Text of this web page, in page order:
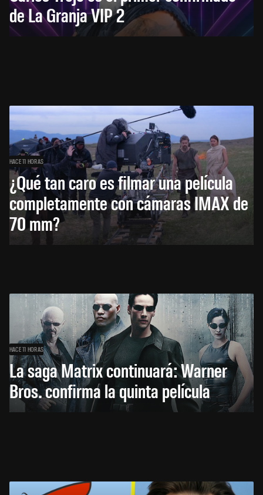
de La Granja VIP 2
HACE 11 HORAS
¿Qué tan caro es filmar una película
completamente con cámaras IMAX de
70 mm?
HACE 11 HORAS
La saga Matrix continuará: Warner
Bros. confirma la quinta película